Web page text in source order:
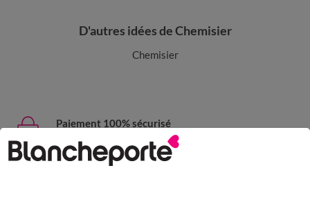
D'autres idées de Chemisier
Chemisier
Paiement 100% sécurisé
Payez plus tard ou en plusieurs fois